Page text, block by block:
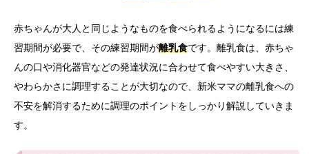
赤ちゃんが大人と同じようなものを食べられるようになるには練
習期間が必要で、その練習期間が離乳食です。離乳食は、赤ちゃ
んの口や消化器官などの発達状況に合わせて食べやすい大きさ、
やわらかさに調理することが大切なので、新米ママの離乳食への
不安を解消するために調理のポイントをしっかり解説していきま
す。